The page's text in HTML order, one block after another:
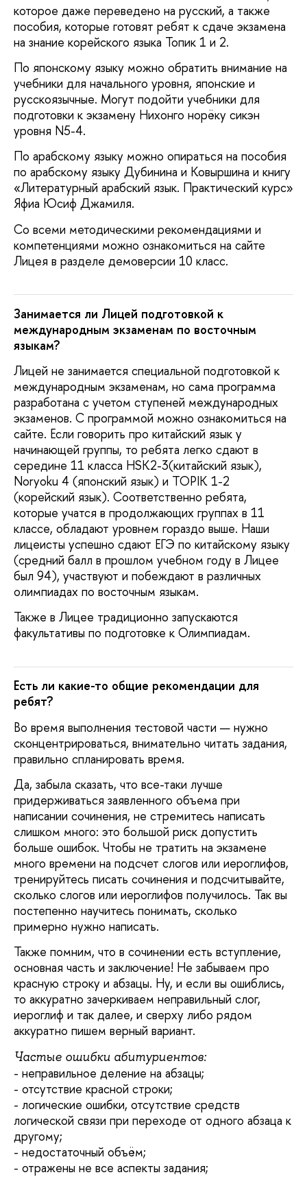
которое даже переведено на русский, а также
пособия, которые готовят ребят к сдаче экзамена
на знание корейского языка Топик 1 и 2.
По японскому языку можно обратить внимание на
учебники для начального уровня, японские и
русскоязычные. Могут подойти учебники для
подготовки к экзамену Нихонго норёку сикэн
уровня N5-4.
По арабскому языку можно опираться на пособия
по арабскому языку Дубинина и Ковыршина и книгу
«Литературный арабский язык. Практический курс»
Яфиа Юсиф Джамиля.
Со всеми методическими рекомендациями и
компетенциями можно ознакомиться на сайте
Лицея в разделе демоверсии 10 класс.
Занимается ли Лицей подготовкой к
международным экзаменам по восточным
языкам?
Лицей не занимается специальной подготовкой к
международным экзаменам, но сама программа
разработана с учетом ступеней международных
экзаменов. С программой можно ознакомиться на
сайте. Если говорить про китайский язык у
начинающей группы, то ребята легко сдают в
середине 11 класса HSK2-3(китайский язык),
Noryoku 4 (японский язык) и TOPIK 1-2
(корейский язык). Соответственно ребята,
которые учатся в продолжающих группах в 11
классе, обладают уровнем гораздо выше. Наши
лицеисты успешно сдают ЕГЭ по китайскому языку
(средний балл в прошлом учебном году в Лицее
был 94), участвуют и побеждают в различных
олимпиадах по восточным языкам.
Также в Лицее традиционно запускаются
факультативы по подготовке к Олимпиадам.
Есть ли какие-то общие рекомендации для
ребят?
Во время выполнения тестовой части — нужно
сконцентрироваться, внимательно читать задания,
правильно спланировать время.
Да, забыла сказать, что все-таки лучше
придерживаться заявленного объема при
написании сочинения, не стремитесь написать
слишком много: это большой риск допустить
больше ошибок. Чтобы не тратить на экзамене
много времени на подсчет слогов или иероглифов,
тренируйтесь писать сочинения и подсчитывайте,
сколько слогов или иероглифов получилось. Так вы
постепенно научитесь понимать, сколько
примерно нужно написать.
Также помним, что в сочинении есть вступление,
основная часть и заключение! Не забываем про
красную строку и абзацы. Ну, и если вы ошиблись,
то аккуратно зачеркиваем неправильный слог,
иероглиф и так далее, и сверху либо рядом
аккуратно пишем верный вариант.
Частые ошибки абитуриентов:
- неправильное деление на абзацы;
- отсутствие красной строки;
- логические ошибки, отсутствие средств
логической связи при переходе от одного абзаца к
другому;
- недостаточный объём;
- отражены не все аспекты задания;